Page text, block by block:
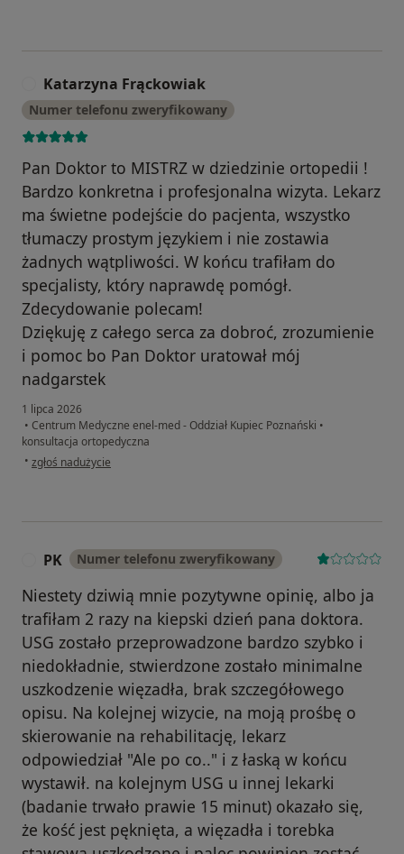
Katarzyna Frąckowiak
Numer telefonu zweryfikowany
Pan Doktor to MISTRZ w dziedzinie ortopedii !
Bardzo konkretna i profesjonalna wizyta. Lekarz
ma świetne podejście do pacjenta, wszystko
tłumaczy prostym językiem i nie zostawia
żadnych wątpliwości. W końcu trafiłam do
specjalisty, który naprawdę pomógł.
Zdecydowanie polecam!
Dziękuję z całego serca za dobroć, zrozumienie
i pomoc bo Pan Doktor uratował mój
nadgarstek
1 lipca 2026
• Centrum Medyczne enel-med - Oddział Kupiec Poznański •
konsultacja ortopedyczna
• w opinii użytkownika Katarzyna Frąckowiak
zgłoś nadużycie
PK Numer telefonu zweryfikowany
Niestety dziwią mnie pozytywne opinię, albo ja
trafiłam 2 razy na kiepski dzień pana doktora.
USG zostało przeprowadzone bardzo szybko i
niedokładnie, stwierdzone zostało minimalne
uszkodzenie więzadła, brak szczegółowego
opisu. Na kolejnej wizycie, na moją prośbę o
skierowanie na rehabilitację, lekarz
odpowiedział "Ale po co.." i z łaską w końcu
wystawił. na kolejnym USG u innej lekarki
(badanie trwało prawie 15 minut) okazało się,
że kość jest pęknięta, a więzadła i torebka